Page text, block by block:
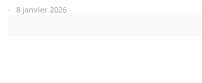
8 janvier 2026